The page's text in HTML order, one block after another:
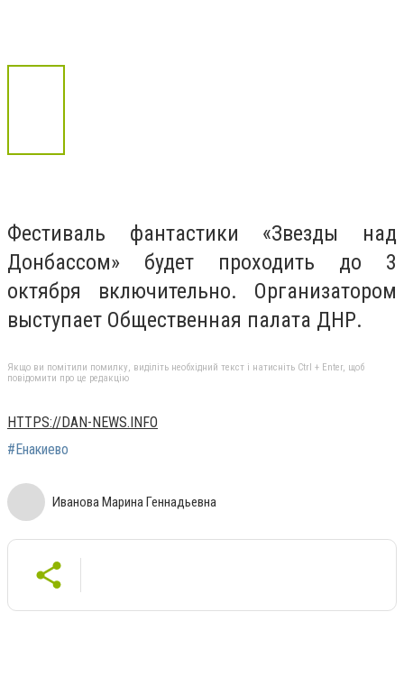
Фестиваль фантастики «Звезды над
Донбассом» будет проходить до 3
октября включительно. Организатором
выступает Общественная палата ДНР.
Якщо ви помітили помилку, виділіть необхідний текст і натисніть Ctrl + Enter, щоб
повідомити про це редакцію
HTTPS://DAN-NEWS.INFO
#Енакиево
Иванова Марина Геннадьевна